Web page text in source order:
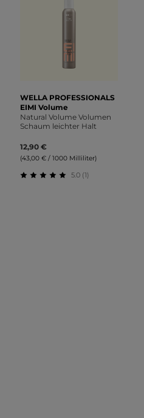
WELLA PROFESSIONALS
EIMI Volume
Natural Volume Volumen
Schaum leichter Halt
12,90 €
(43,00 € / 1000 Milliliter)
5.0 (1)